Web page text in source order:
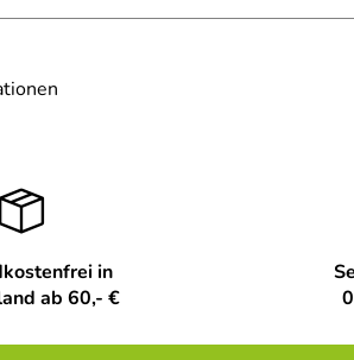
in
ab 60,- €